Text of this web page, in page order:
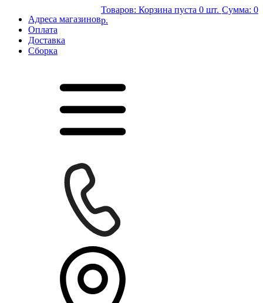
Адреса магазинов
Оплата
Доставка
Сборка
Товаров: Корзина пуста 0 шт. Сумма: 0
р.